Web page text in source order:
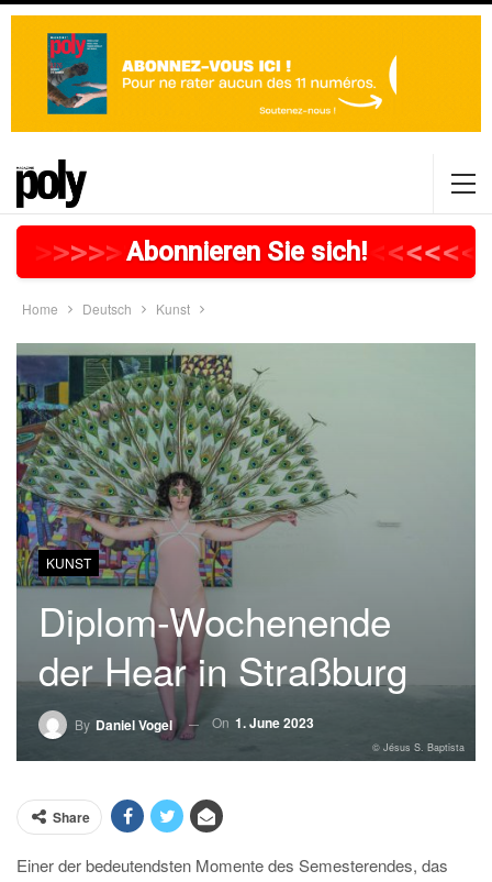
>> >>>>>>>>>>>>>
Abonnieren Sie sich! <<<<
<<<
Home Deutsch Kunst
KUNST
Diplom-Wochenende
der Hear in Straßburg
By Daniel Vogel On 1. June 2023
© Jésus S. Baptista
Share
Einer der bedeutendsten Momente des Semesterendes, das